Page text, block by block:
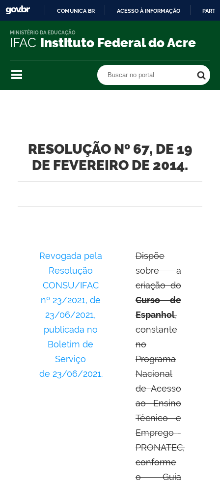
O
COMUNICA BR ACESSO À INFORMAÇÃO
IFAC Instituto Federal do Acre
MINISTÉRIO DA EDUCAÇÃO
Buscar no portal
RESOLUÇÃO Nº 67, DE 19
DE FEVEREIRO DE 2014.
Revogada pela
Resolução
CONSU/IFAC
nº 23/2021, de
23/06/2021,
publicada no
Boletim de
Serviço
de 23/06/2021.
Dispõe
sobre a
criação do
Curso de
Espanhol,
constante
no
Programa
Nacional
de Acesso
ao Ensino
Técnico e
Emprego -
PRONATEC,
conforme
o Guia